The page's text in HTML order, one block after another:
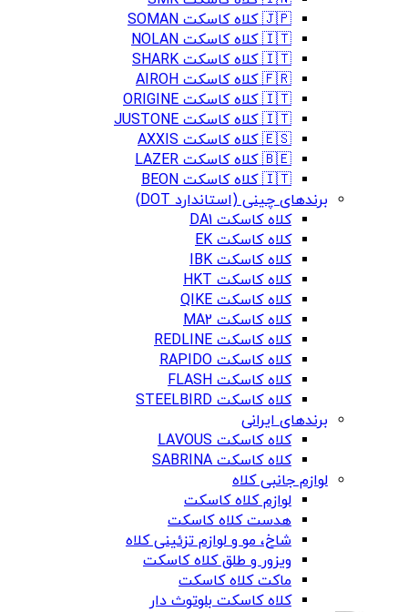
🇯🇵 کلاه کاسکت SOMAN
🇮🇹 کلاه کاسکت NOLAN
🇮🇹 کلاه کاسکت SHARK
🇫🇷 کلاه کاسکت AIROH
🇮🇹 کلاه کاسکت ORIGINE
🇮🇹 کلاه کاسکت JUSTONE
🇪🇸 کلاه کاسکت AXXIS
🇧🇪 کلاه کاسکت LAZER
🇮🇹 کلاه کاسکت BEON
برندهای چینی (استاندارد DOT)
کلاه کاسکت DA1
کلاه کاسکت EK
کلاه کاسکت IBK
کلاه کاسکت HKT
کلاه کاسکت QIKE
کلاه کاسکت MA2
کلاه کاسکت REDLINE
کلاه کاسکت RAPIDO
کلاه کاسکت FLASH
کلاه کاسکت STEELBIRD
برندهای ایرانی
کلاه کاسکت LAVOUS
کلاه کاسکت SABRINA
لوازم جانبی کلاه
لوازم کلاه کاسکت
هدست کلاه کاسکت
شاخ، مو و لوازم تزئینی کلاه
ویزور و طلق کلاه کاسکت
ماکت کلاه کاسکت
کلاه کاسکت بلوتوث دار